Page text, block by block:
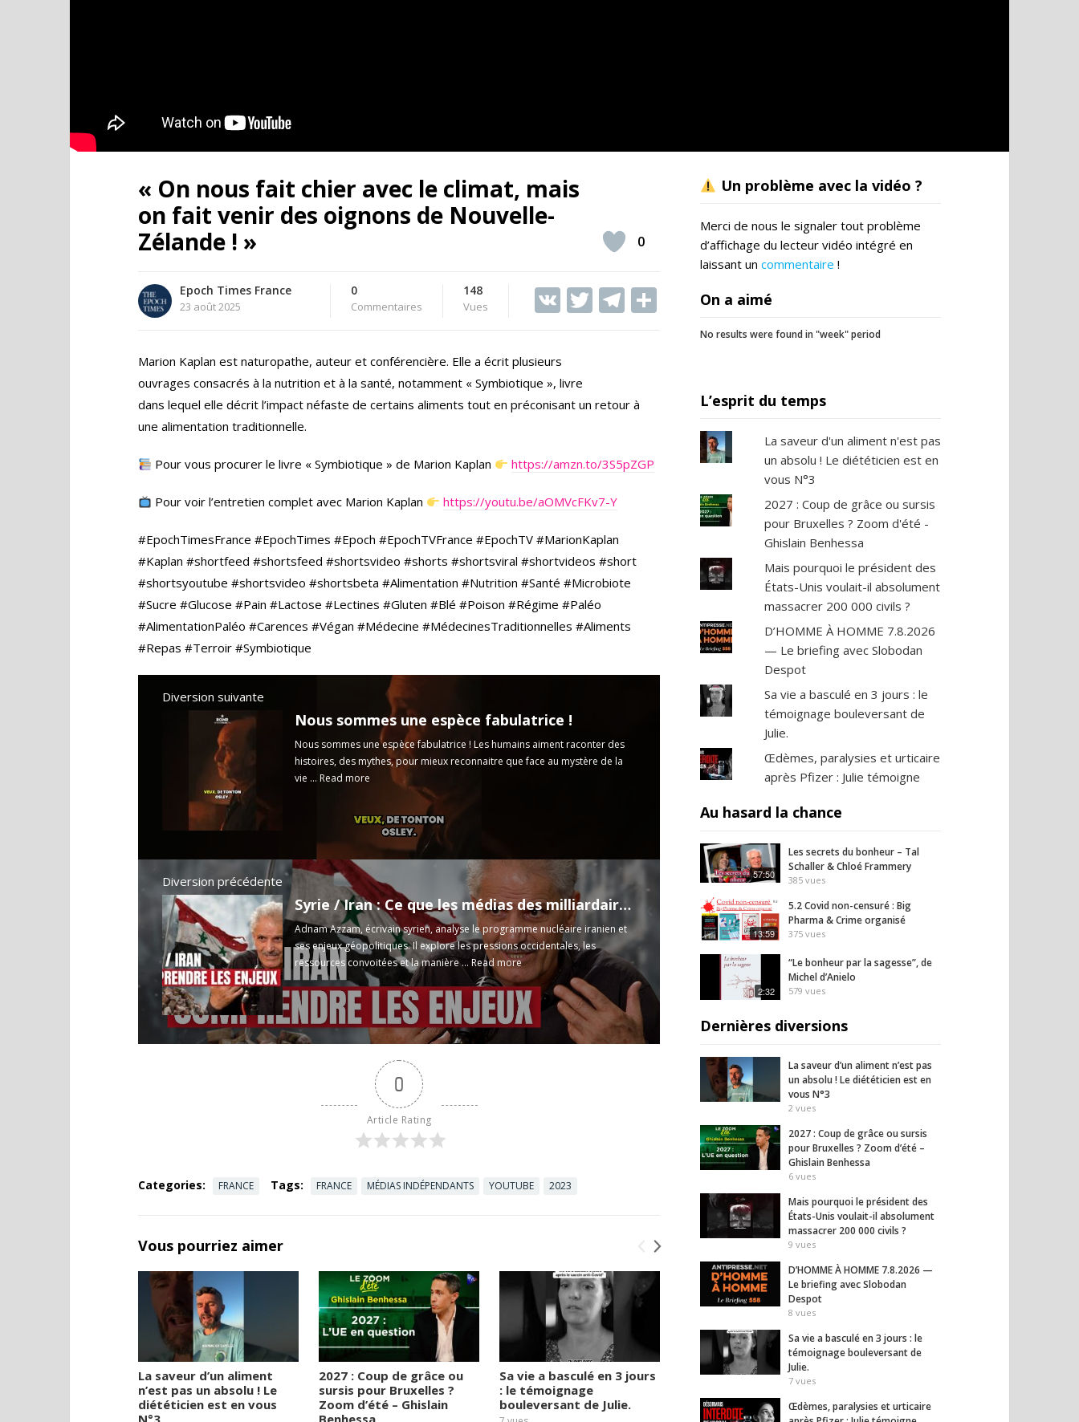
« On nous fait chier avec le climat, mais
on fait venir des oignons de Nouvelle-
Zélande ! »
Epoch Times France
23 août 2025
0
Commentaires
148
Vues V T T
a
0
Marion Kaplan est naturopathe, auteur et conférencière. Elle a écrit plusieurs
ouvrages consacrés à la nutrition et à la santé, notamment « Symbiotique », livre
dans lequel elle décrit l’impact néfaste de certains aliments tout en préconisant un retour à
une alimentation traditionnelle.
Pour vous procurer le livre « Symbiotique » de Marion Kaplan https://amzn.to/3S5pZGP
Pour voir l’entretien complet avec Marion Kaplan https://youtu.be/aOMVcFKv7-Y
#EpochTimesFrance #EpochTimes #Epoch #EpochTVFrance #EpochTV #MarionKaplan
#Kaplan #shortfeed #shortsfeed #shortsvideo #shorts #shortsviral #shortvideos #short
#shortsyoutube #shortsvideo #shortsbeta #Alimentation #Nutrition #Santé #Microbiote
#Sucre #Glucose #Pain #Lactose #Lectines #Gluten #Blé #Poison #Régime #Paléo
#AlimentationPaléo #Carences #Végan #Médecine #MédecinesTraditionnelles #Aliments
#Repas #Terroir #Symbiotique
Diversion suivante
Nous sommes une espèce fabulatrice !
Nous sommes une espèce fabulatrice ! Les humains aiment raconter des
histoires, des mythes, pour mieux reconnaitre que face au mystère de la
vie ... Read more
Diversion précédente
Syrie / Iran : Ce que les médias des milliardaires ne vous disent pas... - avec Adnam Azzam
Adnam Azzam, écrivain syrien, analyse le programme nucléaire iranien et
ses enjeux géopolitiques. Il explore les pressions occidentales, les
ressources convoitées et la manière ... Read more
0
Article Rating
Categories: FRANCE Tags: FRANCE MÉDIAS INDÉPENDANTS YOUTUBE 2023
Vous pourriez aimer
La saveur d’un aliment
n’est pas un absolu ! Le
diététicien est en vous
N°3
2027 : Coup de grâce ou
sursis pour Bruxelles ?
Zoom d’été – Ghislain
Benhessa
Sa vie a basculé en 3 jours
: le témoignage
bouleversant de Julie.
Œdèmes, paralysies et
urticaire après Pfizer :
Julie témoigne
autour des soignants non
vaccinés
Un problème avec la vidéo ?
Merci de nous le signaler tout problème
d’affichage du lecteur vidéo intégré en
laissant un commentaire !
On a aimé
No results were found in "week" period
L’esprit du temps
La saveur d'un aliment n'est pas
un absolu ! Le diététicien est en
vous N°3
2027 : Coup de grâce ou sursis
pour Bruxelles ? Zoom d'été -
Ghislain Benhessa
Mais pourquoi le président des
États-Unis voulait-il absolument
massacrer 200 000 civils ?
D’HOMME À HOMME 7.8.2026
— Le briefing avec Slobodan
Despot
Sa vie a basculé en 3 jours : le
témoignage bouleversant de
Julie.
Œdèmes, paralysies et urticaire
après Pfizer : Julie témoigne
Au hasard la chance
57:50
Les secrets du bonheur – Tal
Schaller & Chloé Frammery
385 vues
13:59
5.2 Covid non-censuré : Big
Pharma & Crime organisé
375 vues
2:32
“Le bonheur par la sagesse”, de
Michel d’Anielo
579 vues
Dernières diversions
La saveur d’un aliment n’est pas
un absolu ! Le diététicien est en
vous N°3
2 vues
2027 : Coup de grâce ou sursis
pour Bruxelles ? Zoom d’été –
Ghislain Benhessa
6 vues
Mais pourquoi le président des
États-Unis voulait-il absolument
massacrer 200 000 civils ?
9 vues
D’HOMME À HOMME 7.8.2026 —
Le briefing avec Slobodan
Despot
8 vues
Sa vie a basculé en 3 jours : le
témoignage bouleversant de
Julie.
7 vues
Œdèmes, paralysies et urticaire